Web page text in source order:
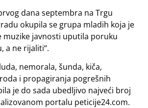
dana septembra na Trgu
okupila se grupa mladih koja je
muzike javnosti uputila poruku
a ne rijaliti“.
nemorala, šunda, kiča,
i propagiranja pogrešnih
je do sada ubedljivo najveći broj
portalu peticije24.com.